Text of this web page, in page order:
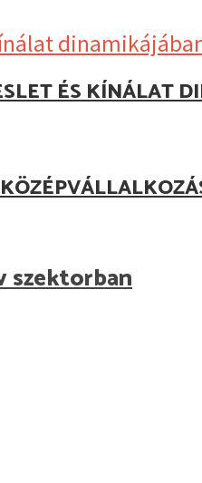
ÉS KÍNÁLAT
szektorban